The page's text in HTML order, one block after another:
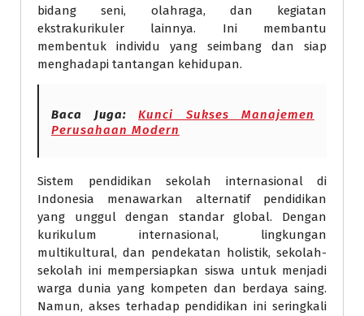
bidang seni, olahraga, dan kegiatan
ekstrakurikuler lainnya. Ini membantu
membentuk individu yang seimbang dan siap
menghadapi tantangan kehidupan.
Baca Juga: Kunci Sukses Manajemen
Perusahaan Modern
Sistem pendidikan sekolah internasional di
Indonesia menawarkan alternatif pendidikan
yang unggul dengan standar global. Dengan
kurikulum internasional, lingkungan
multikultural, dan pendekatan holistik, sekolah-
sekolah ini mempersiapkan siswa untuk menjadi
warga dunia yang kompeten dan berdaya saing.
Namun, akses terhadap pendidikan ini seringkali